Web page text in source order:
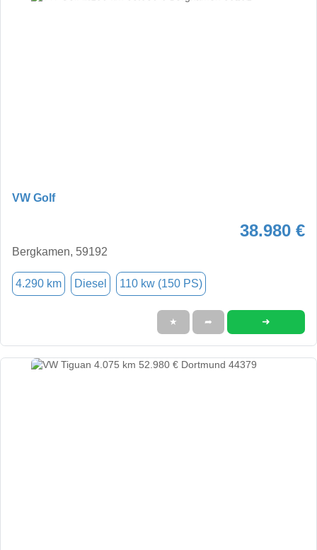
VW Golf
38.980 €
Bergkamen, 59192
4.290 km Diesel 110 kw (150 PS)
★ ➦ ➜